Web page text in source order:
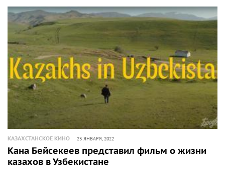
КАЗАХСТАНСКОЕ КИНО 23 ЯНВАРЯ, 2022
Кана Бейсекеев представил фильм о жизни
казахов в Узбекистане